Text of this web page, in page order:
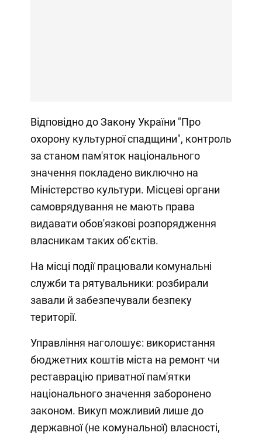
Відповідно до Закону України "Про
охорону культурної спадщини", контроль
за станом пам'яток національного
значення покладено виключно на
Міністерство культури. Місцеві органи
самоврядування не мають права
видавати обов'язкові розпорядження
власникам таких об'єктів.
На місці події працювали комунальні
служби та рятувальники: розбирали
завали й забезпечували безпеку
території.
Управління наголошує: використання
бюджетних коштів міста на ремонт чи
реставрацію приватної пам'ятки
національного значення заборонено
законом. Викуп можливий лише до
державної (не комунальної) власності,